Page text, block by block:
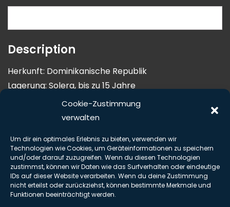
Cookie-Zustimmung
verwalten
Um dir ein optimales Erlebnis zu bieten, verwenden wir
Technologien wie Cookies, um Geräteinformationen zu speichern
und/oder darauf zuzugreifen. Wenn du diesen Technologien
zustimmst, können wir Daten wie das Surfverhalten oder eindeutige
IDs auf dieser Website verarbeiten. Wenn du deine Zustimmung
nicht erteilst oder zurückziehst, können bestimmte Merkmale und
Funktionen beeinträchtigt werden.
Description
Herkunft: Dominikanische Republik
Lagerung: Solera, bis zu 15 Jahre
Alkoholanteil: 40%
Beschreibung: Farbe: dunkler Bernstein
Melasse
Geschmack: mild, cremig, Fruchtnoten, wieder etwas
Melasse
Abgang: lang, trocken, aber trotzdem sanft
mit Farbstoff